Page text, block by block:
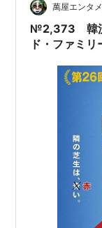
萬屋エンタ
№2,373 韓流
ド・ファミ